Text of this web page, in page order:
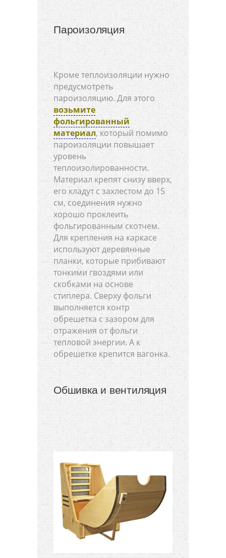
Пароизоляция
Кроме теплоизоляции нужно
предусмотреть
пароизоляцию. Для этого
возьмите
фольгированный
материал, который помимо
пароизоляции повышает
уровень
теплоизолированности.
Материал крепят снизу вверх,
его кладут с захлестом до 15
см, соединения нужно
хорошо проклеить
фольгированным скотчем.
Для крепления на каркасе
используют деревянные
планки, которые прибивают
тонкими гвоздями или
скобками на основе
стиплера. Сверху фольги
выполняется контр
обрешетка с зазором для
отражения от фольги
тепловой энергии. А к
обрешетке крепится вагонка.
Обшивка и вентиляция